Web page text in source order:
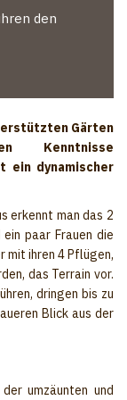
den
Gärten
Kenntnisse
ein dynamischer
erkennt man das 2
paar Frauen die
mit ihren 4 Pflügen,
das Terrain vor.
dringen bis zu
Blick aus der
umzäunten und